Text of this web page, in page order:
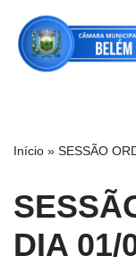
Pular
para
Início » SESSÃO
DIA 01/